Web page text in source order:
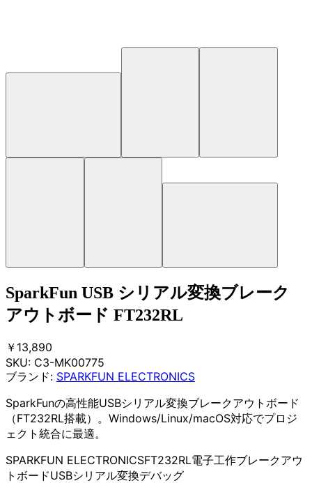
SparkFun USB シリアル変換ブレーク
アウトボード FT232RL
￥13,890
SKU: C3-MK00775
ブランド: SPARKFUN ELECTRONICS
SparkFunの高性能USBシリアル変換ブレークアウトボード
（FT232RL搭載）。Windows/Linux/macOS対応でプロジ
ェクト統合に最適。
SPARKFUN ELECTRONICSFT232RL電子工作ブレークアウ
トボードUSBシリアル変換デバッグ